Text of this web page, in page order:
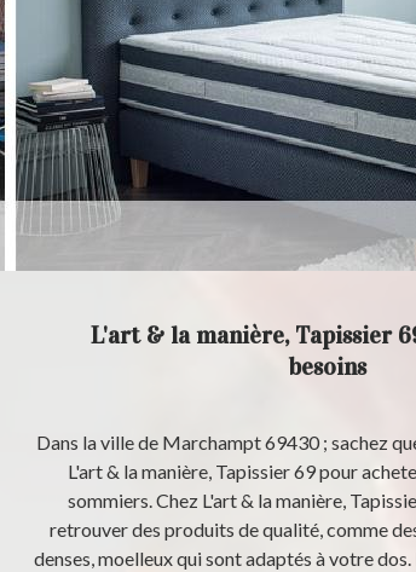
L'art & la manière, Tapissier
besoins
Dans la ville de Marchampt 69430 ; sachez
L'art & la manière, Tapissier 69 pour
sommiers. Chez L'art & la manière,
retrouver des produits de qualité, comme
denses, moelleux qui sont adaptés à votre